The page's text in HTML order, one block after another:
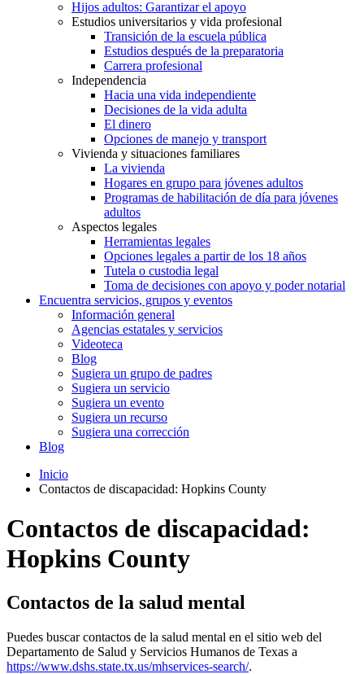
Hijos adultos: Garantizar el apoyo
Estudios universitarios y vida profesional
Transición de la escuela pública
Estudios después de la preparatoria
Carrera profesional
Independencia
Hacia una vida independiente
Decisiones de la vida adulta
El dinero
Opciones de manejo y transport
Vivienda y situaciones familiares
La vivienda
Hogares en grupo para jóvenes adultos
Programas de habilitación de día para jóvenes
adultos
Aspectos legales
Herramientas legales
Opciones legales a partir de los 18 años
Tutela o custodia legal
Toma de decisiones con apoyo y poder notarial
Encuentra servicios, grupos y eventos
Información general
Agencias estatales y servicios
Videoteca
Blog
Sugiera un grupo de padres
Sugiera un servicio
Sugiera un evento
Sugiera un recurso
Sugiera una corrección
Blog
Inicio
Contactos de discapacidad: Hopkins County
Contactos de discapacidad:
Hopkins County
Contactos de la salud mental
Puedes buscar contactos de la salud mental en el sitio web del
Departamento de Salud y Servicios Humanos de Texas a
https://www.dshs.state.tx.us/mhservices-search/.